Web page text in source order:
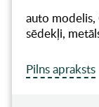
auto
sēdekļi,
Pilns apraksts